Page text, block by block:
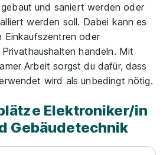
und saniert werden oder
werden soll. Dabei kann es
Einkaufszentren oder
handeln. Mit
Arbeit sorgst du dafür, dass
wird als unbedingt nötig.
Elektroniker/in
Gebäudetechnik